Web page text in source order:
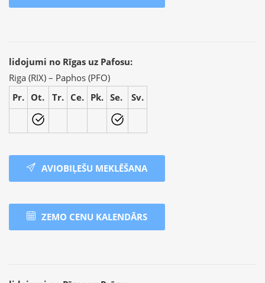
lidojumi no Rīgas uz Pafosu:
Riga (RIX) – Paphos (PFO)
Pr. Ot. Tr. Ce. Pk. Se. Sv.
AVIOBIĻEŠU MEKLĒŠANA
ZEMO CENU KALENDĀRS